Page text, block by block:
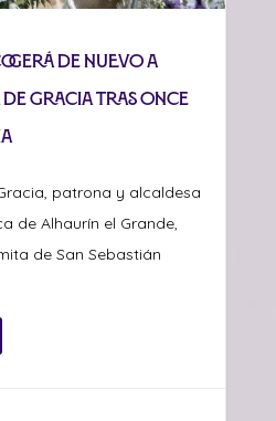
de nuevo a
Gracia tras once
patrona y alcaldesa
de Alhaurín el Grande,
de San Sebastián